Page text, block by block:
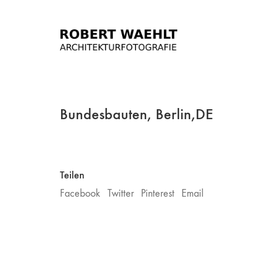
Bundesbauten, Berlin,DE
Teilen
Facebook Twitter Pinterest Email